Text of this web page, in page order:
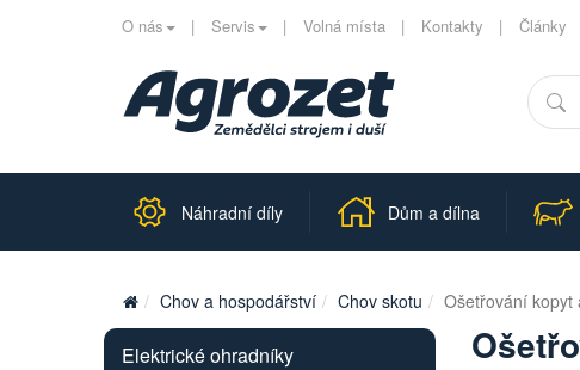
O nás Servis Volná místa Kontakty Články
Hledat
Náhradní díly Dům a dílna
Chov a hospodářství Chov skotu Ošetřování kopyt
Elektrické ohradníky